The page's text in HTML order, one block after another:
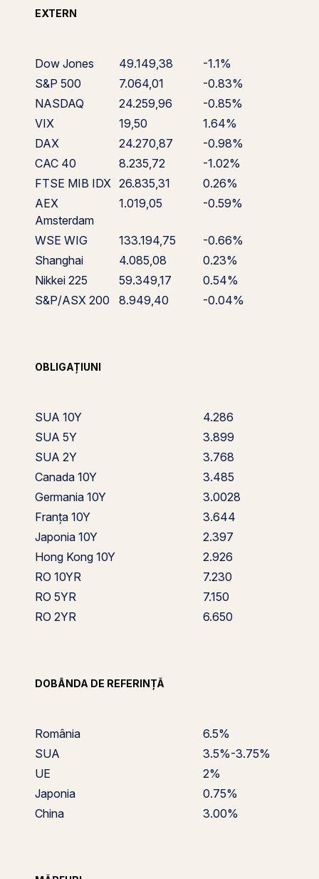
EXTERN
Dow Jones 49.149,38
-1.1%
S&P 500
7.064,01
-0.83%
NASDAQ
24.259,96
-0.85%
VIX
19,50
1.64%
DAX
24.270,87
-0.98%
CAC 40
8.235,72
-1.02%
FTSE MIB IDX 26.835,31
0.26%
AEX
Amsterdam
1.019,05 -0.59%
WSE WIG 133.194,75
-0.66%
Shanghai
4.085,08
0.23%
Nikkei 225
59.349,17
0.54%
S&P/ASX 200
8.949,40 -0.04%
OBLIGAȚIUNI
SUA 10Y
4.286
SUA 5Y
3.899
SUA 2Y
3.768
Canada 10Y
3.485
Germania 10Y
3.0028
Franța 10Y
3.644
Japonia 10Y
2.397
Hong Kong 10Y
2.926
RO 10YR
7.230
RO 5YR
7.150
RO 2YR
6.650
DOBÂNDA DE REFERINȚĂ
România
6.5%
SUA
3.5%-3.75%
UE
2%
Japonia
0.75%
China
3.00%